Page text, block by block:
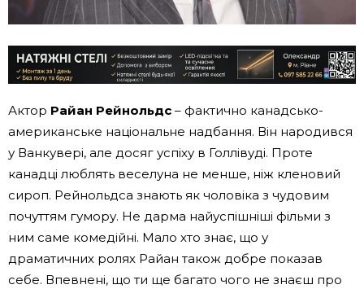
Актор Райан Рейнольдс – фактично канадсько-
американське національне надбання. Він народився
у Ванкувері, але досяг успіху в Голлівуді. Проте
канадці люблять веселуна не менше, ніж кленовий
сироп. Рейнольдса знають як чоловіка з чудовим
почуттям гумору. Не дарма найуспішніші фільми з
ним саме комедійні. Мало хто знає, що у
драматичних ролях Райан також добре показав
себе. Впевнені, що ти ще багато чого не знаєш про